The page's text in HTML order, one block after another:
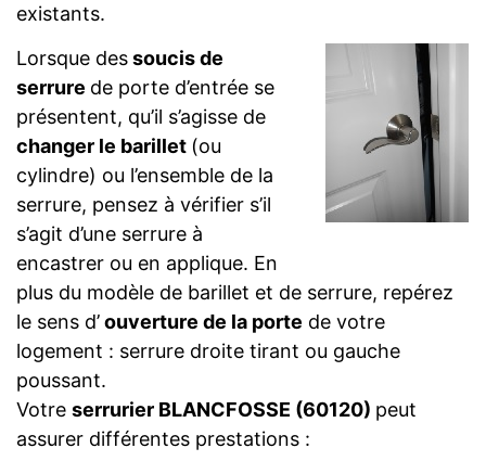
existants.
Lorsque dessoucis de
serrure de porte d’entrée se
présentent, qu’il s’agisse de
changer le barillet (ou
cylindre) ou l’ensemble de la
serrure, pensez à vérifier s’il
s’agit d’une serrure à
encastrer ou en applique. En
plus du modèle de barillet et de serrure, repérez
le sens d’ouverture de la porte de votre
logement : serrure droite tirant ou gauche
poussant.
Votre serrurier BLANCFOSSE (60120) peut
assurer différentes prestations :